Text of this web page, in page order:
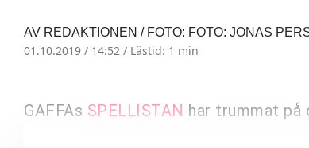
AV REDAKTIONEN / FOTO: FOTO: JONAS
01.10.2019 / 14:52 / Lästid: 1 min
GAFFAs SPELLISTAN har trummat på